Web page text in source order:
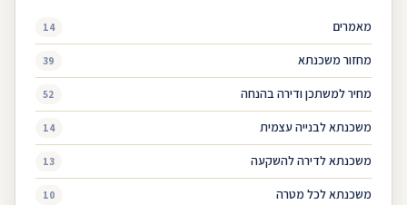
מאמרים 14
מחזור משכנתא 39
מחיר למשתכן ודירה בהנחה 52
משכנתא לבנייה עצמית 14
משכנתא לדירה להשקעה 13
משכנתא לכל מטרה 10